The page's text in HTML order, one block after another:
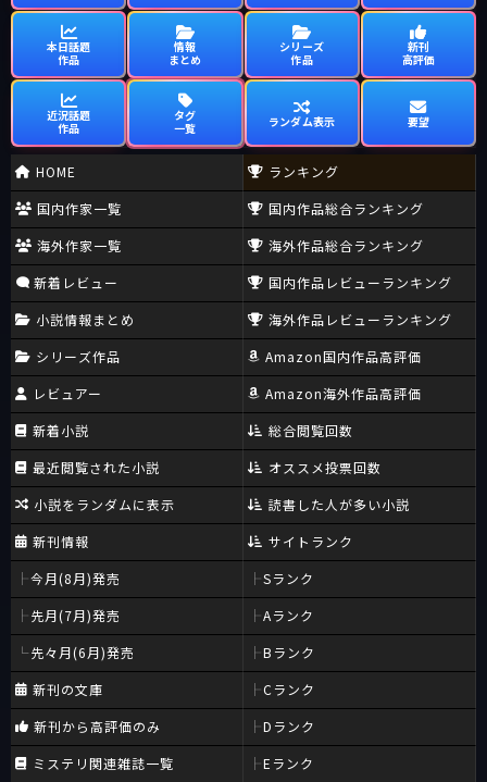
本日話題
作品
情報
まとめ
シリーズ
作品
新刊
高評価
近況話題
作品
タグ
一覧
ランダム表示 要望
HOME
国内作家一覧
海外作家一覧
新着レビュー
小説情報まとめ
シリーズ作品
レビュアー
新着小説
最近閲覧された小説
小説をランダムに表示
新刊情報
今月(8月)発売
先月(7月)発売
先々月(6月)発売
新刊の文庫
新刊から高評価のみ
ミステリ関連雑誌一覧
ランキング
国内作品総合ランキング
海外作品総合ランキング
国内作品レビューランキング
海外作品レビューランキング
Amazon国内作品高評価
Amazon海外作品高評価
総合閲覧回数
オススメ投票回数
読書した人が多い小説
サイトランク
Sランク
Aランク
Bランク
Cランク
Dランク
Eランク